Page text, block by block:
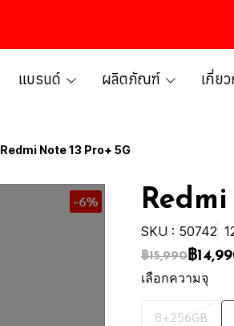
แบรนด์ ผลิตภัณฑ์ เกี่ย
Redmi Note 13 Pro+ 5G
-6%
SKU : 50742
฿15,990฿
เลือกความจุ
8+256GB